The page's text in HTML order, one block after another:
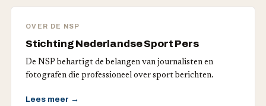
OVER DE NSP
Stichting Nederlandse Sport Pers
De NSP behartigt de belangen van journalisten en
fotografen die professioneel over sport berichten.
Lees meer →